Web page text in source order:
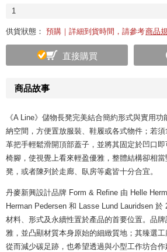
商品故事
《A Line》儲物長凳完美結合簡約形式與實用
納空間，方便置放服裝、鞋履或各式物件；若
革把手輕鬆滑開頂部蓋子，並將其固定於凹口
椅腳，使視覺上看來輕盈優雅，整體結構卻相
凳，或者陳列於走廊、臥房等處皆十分合宜。
丹麥新興設計品牌 Form & Refine 由 Helle
Herman Pedersen 和 Lasse Lund Lauridsen 於
材料、形式及永續性置於產品的首要位置。品
雅，並凸顯材質本身原始的細緻質地；其臻選工
從而減少碳足跡，也希望透過與小型工作坊合
1
供貨狀態： 預購｜詳細到貨時間，請參考商品
直接購買